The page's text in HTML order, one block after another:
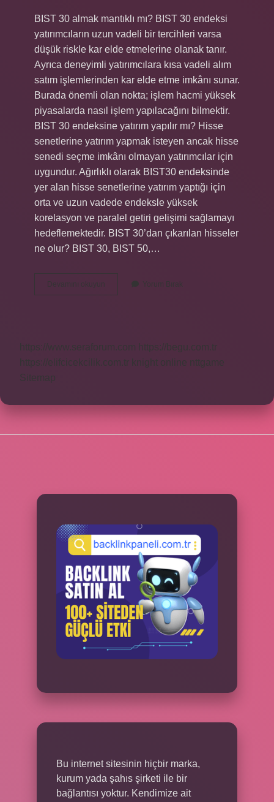
BIST 30 almak mantıklı mı? BIST 30 endeksi
yatırımcıların uzun vadeli bir tercihleri ​​varsa
düşük riskle kar elde etmelerine olanak tanır.
Ayrıca deneyimli yatırımcılara kısa vadeli alım
satım işlemlerinden kar elde etme imkânı sunar.
Burada önemli olan nokta; işlem hacmi yüksek
piyasalarda nasıl işlem yapılacağını bilmektir.
BIST 30 endeksine yatırım yapılır mı? Hisse
senetlerine yatırım yapmak isteyen ancak hisse
senedi seçme imkânı olmayan yatırımcılar için
uygundur. Ağırlıklı olarak BIST30 endeksinde
yer alan hisse senetlerine yatırım yaptığı için
orta ve uzun vadede endeksle yüksek
korelasyon ve paralel getiri gelişimi sağlamayı
hedeflemektedir. BIST 30’dan çıkarılan hisseler
ne olur? BIST 30, BIST 50,…
Devamını okuyun
30
Yorum Bırak
https://www.seraforum.com https://begu.com.tr
https://elifcicekcilik.com.tr knight online nttgame
Sitemap
Bu internet sitesinin hiçbir marka,
kurum yada şahıs şirketi ile bir
bağlantısı yoktur. Kendimize ait